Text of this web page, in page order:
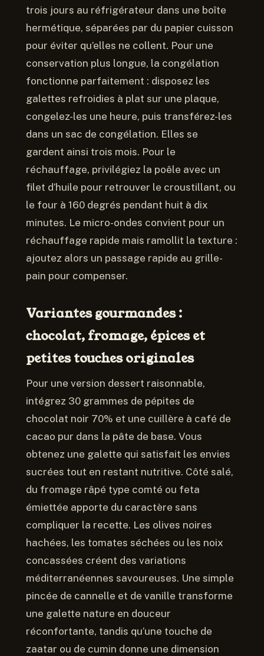
trois jours au réfrigérateur dans une boîte
hermétique, séparées par du papier cuisson
pour éviter qu’elles ne collent. Pour une
conservation plus longue, la congélation
fonctionne parfaitement : disposez les
galettes refroidies à plat sur une plaque,
congelez-les une heure, puis transférez-les
dans un sac de congélation. Elles se
gardent ainsi trois mois. Pour le
réchauffage, privilégiez la poêle avec un
filet d’huile pour retrouver le croustillant, ou
le four à 160 degrés pendant huit à dix
minutes. Le micro-ondes convient pour un
réchauffage rapide mais ramollit la texture :
ajoutez alors un passage rapide au grille-
pain pour compenser.
Variantes gourmandes :
chocolat, fromage, épices et
petites touches originales
Pour une version dessert raisonnable,
intégrez 30 grammes de pépites de
chocolat noir 70% et une cuillère à café de
cacao pur dans la pâte de base. Vous
obtenez une galette qui satisfait les envies
sucrées tout en restant nutritive. Côté salé,
du fromage râpé type comté ou feta
émiettée apporte du caractère sans
compliquer la recette. Les olives noires
hachées, les tomates séchées ou les noix
concassées créent des variations
méditerranéennes savoureuses. Une simple
pincée de cannelle et de vanille transforme
une galette nature en douceur
réconfortante, tandis qu’une touche de
zaatar ou de cumin donne une dimension